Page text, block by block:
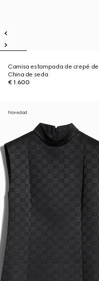
Camisa estampada de crepé de
China de seda
€ 1.600
Novedad